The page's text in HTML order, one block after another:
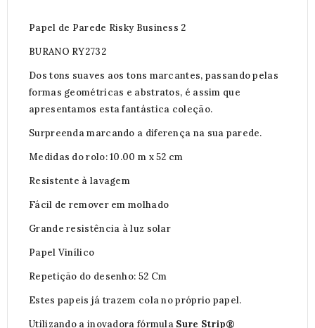
Papel de Parede Risky Business 2
BURANO RY2732
Dos tons suaves aos tons marcantes, passando pelas
formas geométricas e abstratos, é assim que
apresentamos esta fantástica coleção.
Surpreenda marcando a diferença na sua parede.
Medidas do rolo: 10.00 m x 52 cm
Resistente à lavagem
Fácil de remover em molhado
Grande resistência à luz solar
Papel Vinílico
Repetição do desenho: 52 Cm
Estes papeis já trazem cola no próprio papel.
Utilizando a inovadora fórmula Sure Strip®